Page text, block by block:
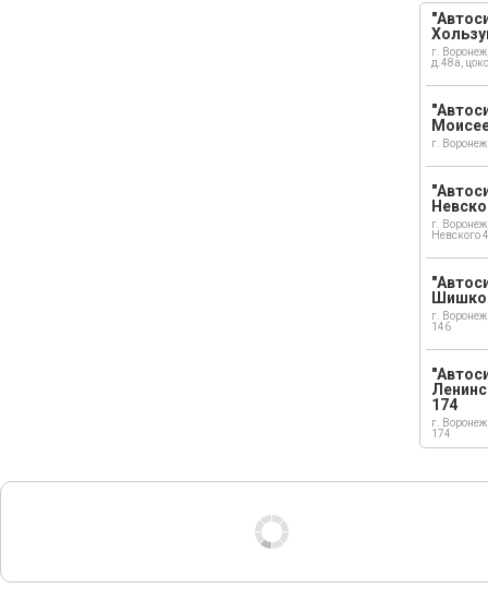
г.
д.48а,
г.
г.
Невского
г.
146
174
г.
174